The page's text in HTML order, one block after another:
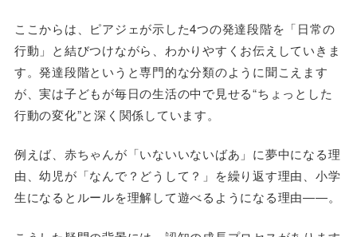
ここからは、ピアジェが示した4つの発達段階を「日常の
行動」と結びつけながら、わかりやすくお伝えしていきま
す。発達段階というと専門的な分類のように聞こえます
が、実は子どもが毎日の生活の中で見せる“ちょっとした
行動の変化”と深く関係しています。
例えば、赤ちゃんが「いないいないばあ」に夢中になる理
由、幼児が「なんで？どうして？」を繰り返す理由、小学
生になるとルールを理解して遊べるようになる理由――。